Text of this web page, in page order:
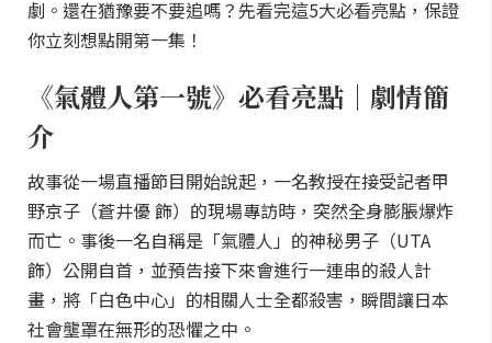
劇。還在猶豫要不要追嗎？先看完這5大必看亮點，保證
你立刻想點開第一集！
《氣體人第一號》必看亮點｜劇情簡
介
故事從一場直播節目開始說起，一名教授在接受記者甲
野京子（蒼井優 飾）的現場專訪時，突然全身膨脹爆炸
而亡。事後一名自稱是「氣體人」的神秘男子（UTA
飾）公開自首，並預告接下來會進行一連串的殺人計
畫，將「白色中心」的相關人士全都殺害，瞬間讓日本
社會壟罩在無形的恐懼之中。